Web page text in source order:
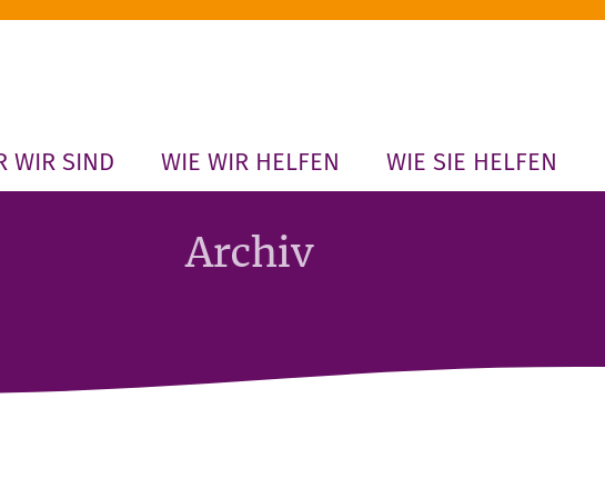
WIR SIND WIE WIR HELFEN WIE SIE HELFEN
Archiv